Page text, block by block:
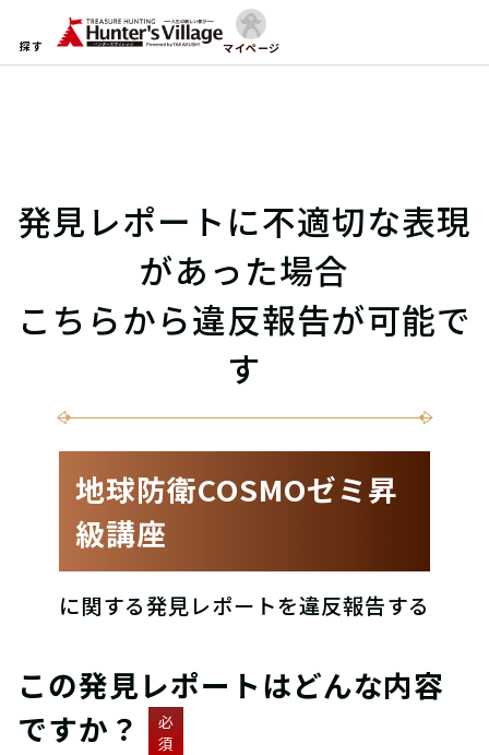
探す マイページ
発見レポートに不適切な表現
があった場合
こちらから違反報告が可能で
す
地球防衛COSMOゼミ昇
級講座
に関する発見レポートを違反報告する
この発見レポートはどんな内容
ですか？
必
須